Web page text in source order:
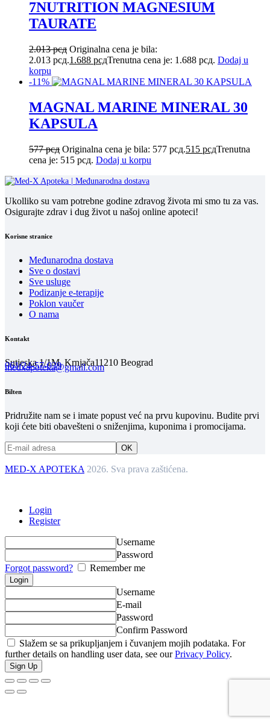
7NUTRITION MAGNESIUM
TAURATE
2.013рсд Originalna cena je bila:
2.013 рсд.1.688 рсдTrenutna cena je: 1.688 рсд. Dodaj u
korpu
-11%
MAGNAL MARINE MINERAL 30
KAPSULA
577рсд Originalna cena je bila: 577 рсд.515 рсдTrenutna
cena je: 515 рсд. Dodaj u korpu
Ukolliko su vam potrebne godine zdravog života mi smo tu za vas.
Osigurajte zdrav i dug život u našoj online apoteci!
Korisne stranice
Međunarodna dostava
Sve o dostavi
Sve usluge
Podizanje e-terapije
Poklon vaučer
O nama
Kontakt
Sutjeska 1/1M, Krnjača11210 Beograd
061/24-57-039
medxapoteka@gmail.com
Bilten
Pridružite nam se i imate popust već na prvu kupovinu. Budite prvi
koji ćete biti obavešteni o sniženjima, kuponima i promocijama.
MED-X APOTEKA 2026. Sva prava zaštićena.
Login
Register
Username
Password
Forgot password?
Remember me
Username
E-mail
Password
Confirm Password
Slažem se sa prikupljanjem i čuvanjem mojih podataka. For
further details on handling user data, see ourPrivacy Policy.